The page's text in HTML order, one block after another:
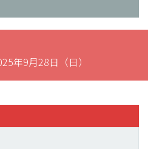
年9月28日（日）